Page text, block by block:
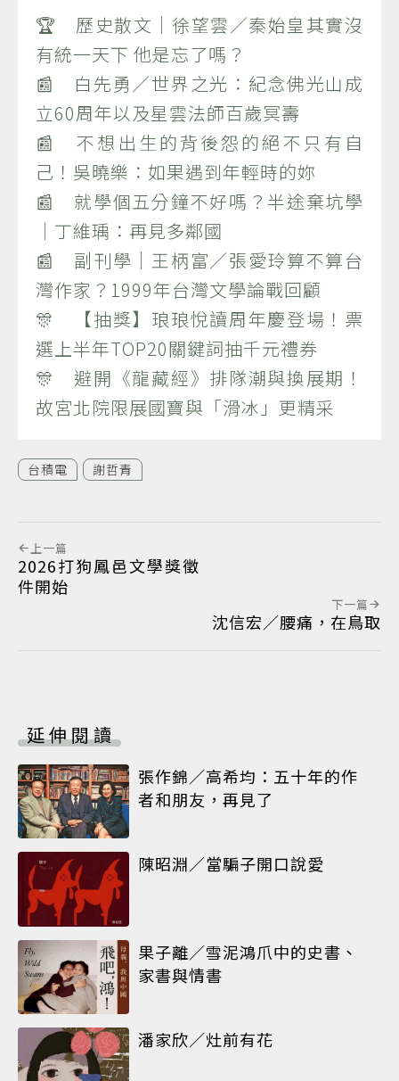
🏆 歷史散文｜徐望雲／秦始皇其實沒
有統一天下 他是忘了嗎？
📰 白先勇／世界之光：紀念佛光山成
立60周年以及星雲法師百歲冥壽
📰 不想出生的背後怨的絕不只有自
己！吳曉樂：如果遇到年輕時的妳
📰 就學個五分鐘不好嗎？半途棄坑學
｜丁維瑀：再見多鄰國
📰 副刊學｜王柄富／張愛玲算不算台
灣作家？1999年台灣文學論戰回顧
🎊 【抽獎】琅琅悅讀周年慶登場！票
選上半年TOP20關鍵詞抽千元禮券
🎊 避開《龍藏經》排隊潮與換展期！
故宮北院限展國寶與「滑冰」更精采
台積電 謝哲青
上一篇
2026打狗鳳邑文學獎徵
件開始
下一篇
沈信宏／腰痛，在鳥取
延伸閱讀
張作錦／高希均：五十年的作
者和朋友，再見了
陳昭淵／當騙子開口說愛
果子離／雪泥鴻爪中的史書、
家書與情書
潘家欣／灶前有花